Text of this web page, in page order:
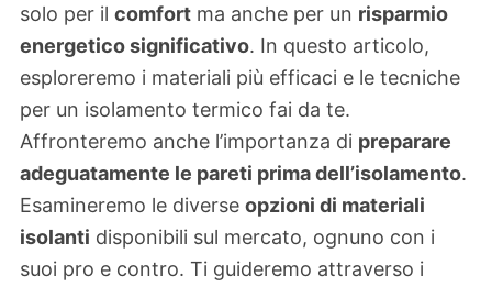
solo per il comfort ma anche per un risparmio
energetico significativo. In questo articolo,
esploreremo i materiali più efficaci e le tecniche
per un isolamento termico fai da te.
Affronteremo anche l’importanza di preparare
adeguatamente le pareti prima dell’isolamento.
Esamineremo le diverse opzioni di materiali
isolanti disponibili sul mercato, ognuno con i
suoi pro e contro. Ti guideremo attraverso i